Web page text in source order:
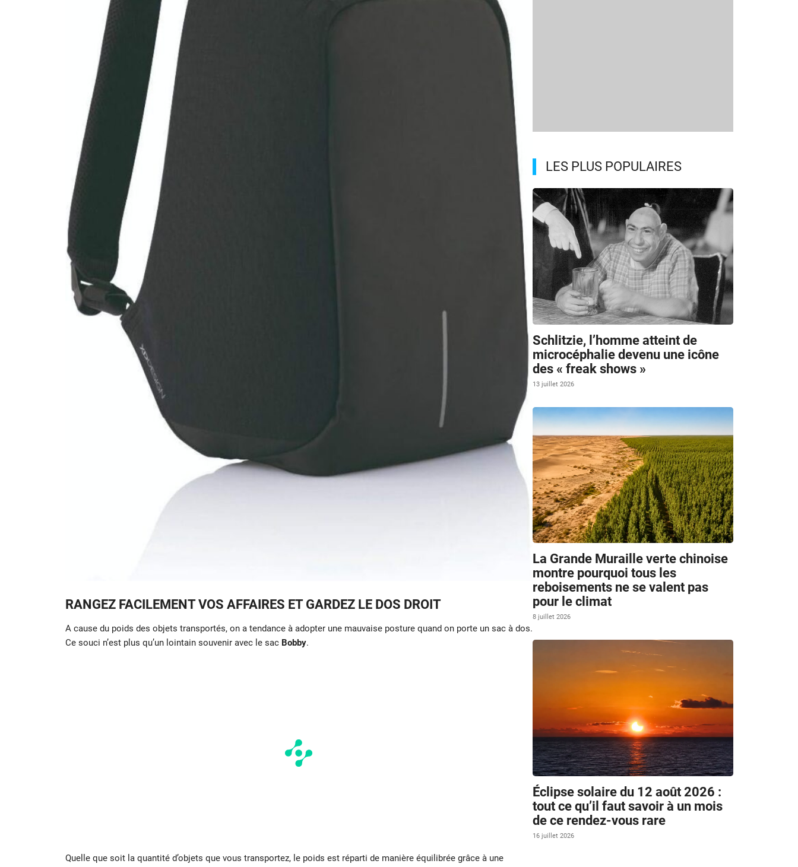
RANGEZ FACILEMENT VOS AFFAIRES ET GARDEZ LE DOS DROIT
A cause du poids des objets transportés, on a tendance à adopter une mauvaise posture quand on porte un sac à dos.
Ce souci n’est plus qu’un lointain souvenir avec le sac Bobby.
Quelle que soit la quantité d’objets que vous transportez, le poids est réparti de manière équilibrée grâce à une
LES PLUS POPULAIRES
Schlitzie, l’homme atteint de
microcéphalie devenu une icône
des « freak shows »
13 juillet 2026
La Grande Muraille verte chinoise
montre pourquoi tous les
reboisements ne se valent pas
pour le climat
8 juillet 2026
Éclipse solaire du 12 août 2026 :
tout ce qu’il faut savoir à un mois
de ce rendez-vous rare
16 juillet 2026